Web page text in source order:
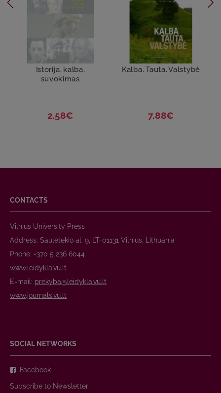
Istorija, kalba,
suvokimas
2.58€
Kalba. Tauta. Valstybė
7.88€
CONTACTS
Vilnius University Press
Address: Saulėtekio al. 9, LT-01131 Vilnius, Lithuania
Phone: +370 5 236 6044
www.leidykla.vu.lt
E-mail: prekyba@leidykla.vu.lt
www.journals.vu.lt
SOCIAL NETWORKS
Facebook
Subscribe to Newsletter